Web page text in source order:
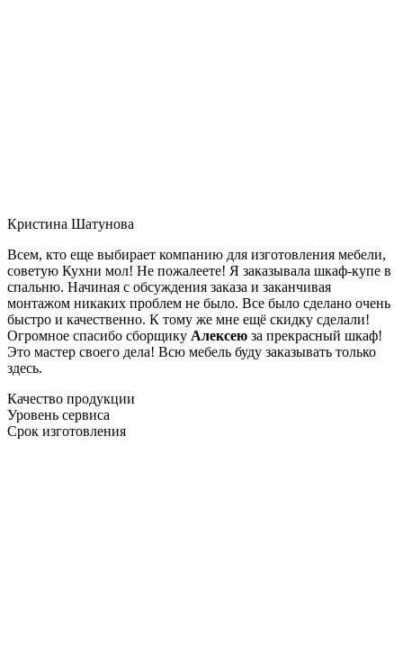
Кристина Шатунова
Всем, кто еще выбирает компанию для изготовления мебели,
советую Кухни мол! Не пожалеете! Я заказывала шкаф-купе в
спальню. Начиная с обсуждения заказа и заканчивая
монтажом никаких проблем не было. Все было сделано очень
быстро и качественно. К тому же мне ещё скидку сделали!
Огромное спасибо сборщику Алексею за прекрасный шкаф!
Это мастер своего дела! Всю мебель буду заказывать только
здесь.
Качество продукции
Уровень сервиса
Срок изготовления